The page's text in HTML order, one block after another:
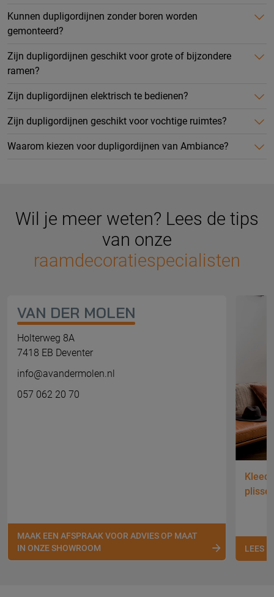
Kunnen dupligordijnen zonder boren worden
gemonteerd?
Zijn dupligordijnen geschikt voor grote of bijzondere
ramen?
Zijn dupligordijnen elektrisch te bedienen?
Zijn dupligordijnen geschikt voor vochtige ruimtes?
Waarom kiezen voor dupligordijnen van Ambiance?
Wil je meer weten? Lees de tips
van onze
raamdecoratiespecialisten
VAN DER MOLEN
Holterweg 8A
7418 EB Deventer
info@avandermolen.nl
057 062 20 70
MAAK EEN AFSPRAAK VOOR ADVIES OP MAAT
IN ONZE SHOWROOM
Kleed
LEES